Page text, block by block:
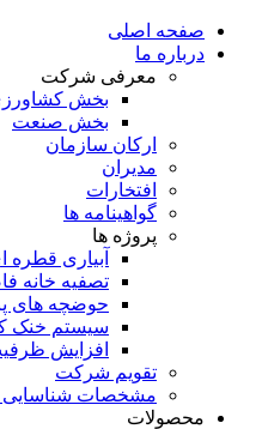
صفحه اصلی
درباره ما
معرفی شرکت
بخش
بخش صنعت
ارکان سازمان
مدیران
افتخارات
گواهینامه ها
پروژه ها
آبیاری قطره
تصفیه خانه
حوضچه های
سیستم خنک
افزایش
تقویم شرکت
مشخصات
محصولات